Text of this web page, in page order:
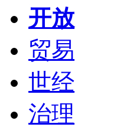
开放
贸易
世经
治理